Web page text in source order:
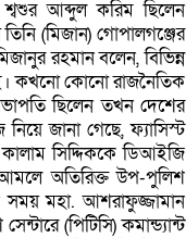
আব্দুল করিম ছিলেন
(মিজান) গোপালগঞ্জের
রহমান বলেন, বিভিন্ন
কখনো কোনো রাজনৈতিক
ছিলেন তখন দেশের
জানা গেছে, ফ্যাসিস্ট
সিদ্দিককে ডিআইজি
অতিরিক্ত উপ-পুলিশ
সময় মহা. আশরাফুজ্জামান
(পিটিসি) কমান্ড্যান্ট